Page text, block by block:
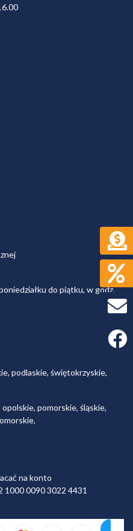
do piątku, w godz.
podlaskie, świętokrzyskie,
pomorskie, śląskie,
na konto
1000 0090 3022 4431